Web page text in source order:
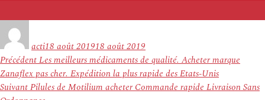
actile
18 août 201918 août 2019
Navigation
de
l’article
PrécédentArticle
précédent :
Les meilleurs médicaments de qualité. Acheter marque
Zanaflex pas cher. Expédition la plus rapide des Etats-Unis
SuivantArticle
Pilules de Motilium acheter Commande rapide Livraison Sans